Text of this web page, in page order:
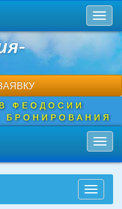
ФЕОДОСИИ
БРОНИРОВАНИЯ
Toggle